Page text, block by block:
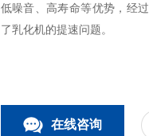
低噪音、高寿命等优势，经
了乳化机的提速问题。
在线咨询